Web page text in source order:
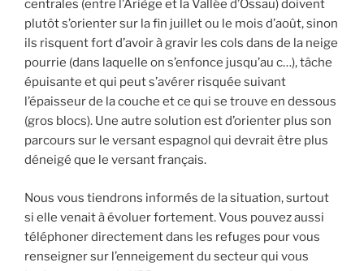
centrales (entre l’Ariège et la Vallée d’Ossau) doivent
plutôt s’orienter sur la fin juillet ou le mois d’août, sinon
ils risquent fort d’avoir à gravir les cols dans de la neige
pourrie (dans laquelle on s’enfonce jusqu’au c…), tâche
épuisante et qui peut s’avérer risquée suivant
l’épaisseur de la couche et ce qui se trouve en dessous
(gros blocs). Une autre solution est d’orienter plus son
parcours sur le versant espagnol qui devrait être plus
déneigé que le versant français.
Nous vous tiendrons informés de la situation, surtout
si elle venait à évoluer fortement. Vous pouvez aussi
téléphoner directement dans les refuges pour vous
renseigner sur l’enneigement du secteur qui vous